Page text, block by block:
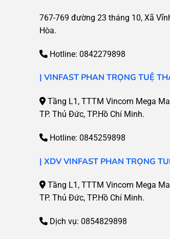
767-769 đường 23 tháng 10, Xã
Hòa.
Hotline: 0842279898
| VINFAST PHAN TRỌNG TUỆ
Tầng L1, TTTM Vincom Mega
TP. Thủ Đức, TP.Hồ Chí Minh.
Hotline: 0845259898
| XDV VINFAST PHAN TRỌNG
Tầng L1, TTTM Vincom Mega
TP. Thủ Đức, TP.Hồ Chí Minh.
Dịch vụ: 0854829898